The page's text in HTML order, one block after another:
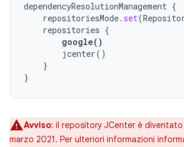
dependencyResolutionManagement {
repositoriesMode. set(
repositories {
google()
jcenter()
}
}
Avviso: il repository JCenter è diventato
marzo 2021. Per ulteriori informazioni